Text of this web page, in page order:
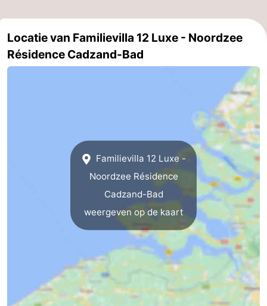
Cadzand
-
Retranchement
Wenduine
Locatie van Familievilla 12 Luxe - Noordzee
Résidence Cadzand-Bad
Familievilla 12 Luxe -
Noordzee Résidence
Cadzand-Bad
weergeven op de kaart